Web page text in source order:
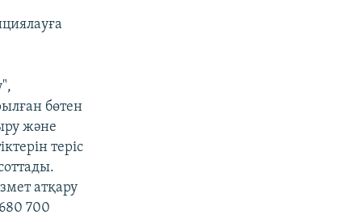
бөтен
және
теріс
атқару
700